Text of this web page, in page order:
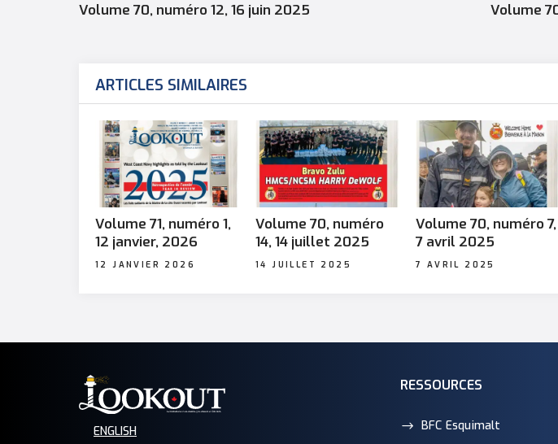
Volume 70, numéro 12, 16 juin 2025 Volume
ARTICLES SIMILAIRES
Volume 71, numéro 1,
12 janvier, 2026
12 JANVIER 2026
Volume 70, numéro
14, 14 juillet 2025
14 JUILLET 2025
Volume 70, numéro 7,
7 avril 2025
7 AVRIL 2025
ENGLISH
RESSOURCES
BFC Esquimalt